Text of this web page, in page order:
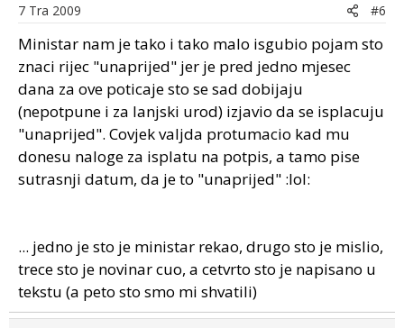
7 Tra 2009 #6
Ministar nam je tako i tako malo isgubio pojam sto
znaci rijec "unaprijed" jer je pred jedno mjesec
dana za ove poticaje sto se sad dobijaju
(nepotpune i za lanjski urod) izjavio da se isplacuju
"unaprijed". Covjek valjda protumacio kad mu
donesu naloge za isplatu na potpis, a tamo pise
sutrasnji datum, da je to "unaprijed" :lol:
... jedno je sto je ministar rekao, drugo sto je mislio,
trece sto je novinar cuo, a cetvrto sto je napisano u
tekstu (a peto sto smo mi shvatili)